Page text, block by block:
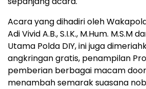
Acara yang dihadiri oleh
Adi Vivid A.B., S.I.K., M.Hum. M.S.M
Utama Polda DIY, ini juga
angkringan gratis, penampilan
pemberian berbagai macam
menambah semarak suasana